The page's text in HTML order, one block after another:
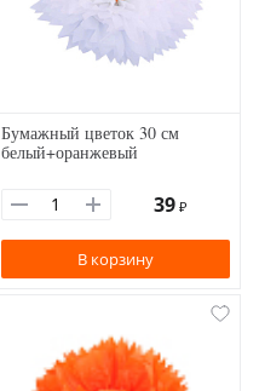
Бумажный цветок 30 см
белый+оранжевый
39 ₽
В корзину